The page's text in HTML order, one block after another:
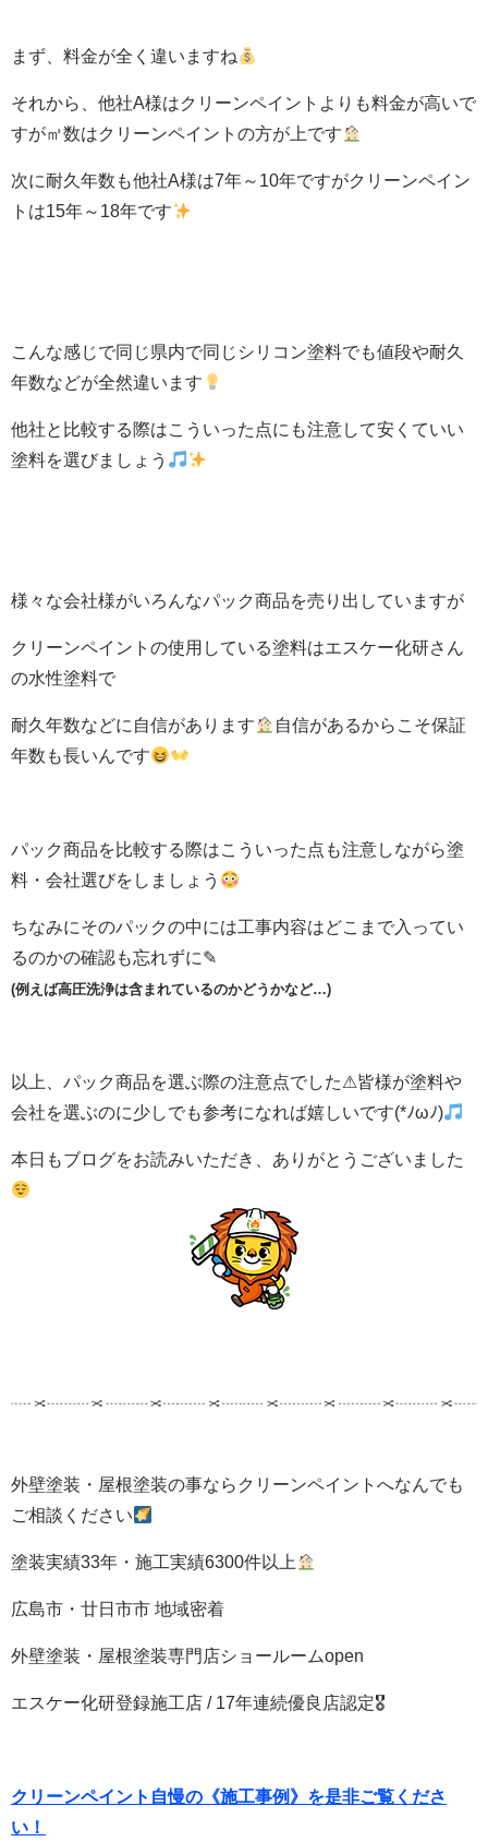
まず、料金が全く違いますね
それから、他社A様はクリーンペイントよりも料金が高いで
すが㎡数はクリーンペイントの方が上です
次に耐久年数も他社A様は7年～10年ですがクリーンペイン
トは15年～18年です
こんな感じで同じ県内で同じシリコン塗料でも値段や耐久
年数などが全然違います
他社と比較する際はこういった点にも注意して安くていい
塗料を選びましょう
様々な会社様がいろんなパック商品を売り出していますが
クリーンペイントの使用している塗料はエスケー化研さん
の水性塗料で
耐久年数などに自信があります
自信があるからこそ保証
年数も長いんです
パック商品を比較する際はこういった点も注意しながら塗
料・会社選びをしましょう
ちなみにそのパックの中には工事内容はどこまで入ってい
るのかの確認も忘れずに✎
(例えば高圧洗浄は含まれているのかどうかなど…)
以上、パック商品を選ぶ際の注意点でした⚠皆様が塗料や
会社を選ぶのに少しでも参考になれば嬉しいです(*ﾉωﾉ)
本日もブログをお読みいただき、ありがとうございました
外壁塗装・屋根塗装の事ならクリーンペイントへなんでも
ご相談ください
塗装実績33年・施工実績6300件以上
広島市・廿日市市 地域密着
外壁塗装・屋根塗装専門店ショールームopen
エスケー化研登録施工店 / 17年連続優良店認定🎖
クリーンペイント自慢の《施工事例》を是非ご覧くださ
い！